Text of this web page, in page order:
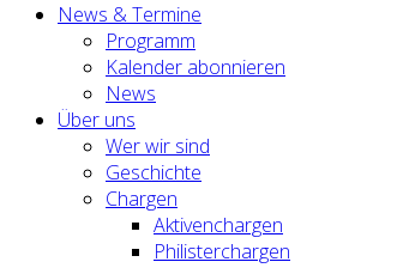
News & Termine
Programm
Kalender abonnieren
News
Über uns
Wer wir sind
Geschichte
Chargen
Aktivenchargen
Philisterchargen